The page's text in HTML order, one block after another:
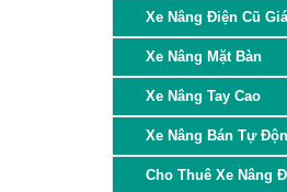
Xe Nâng Điện Cũ
Xe Nâng Mặt Bàn
Xe Nâng Tay Cao
Xe Nâng Bán Tự
Cho Thuê Xe Nâng